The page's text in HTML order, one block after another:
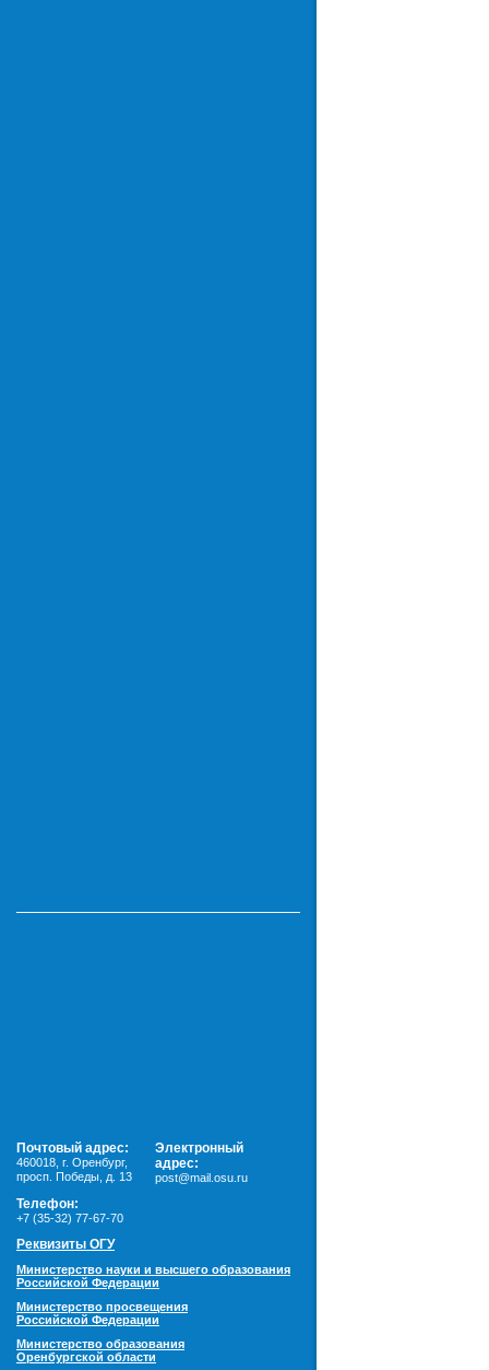
Почтовый адрес:
460018 г. Оренбург,
просп. Победы, д. 13
Электронный
адрес:
post@mail.osu.ru
Телефон:
+7 (35-32) 77-67-70
Реквизиты ОГУ
Министерство науки и высшего образования
Российской Федерации
Министерство просвещения
Российской Федерации
Министерство образования
Оренбургской области